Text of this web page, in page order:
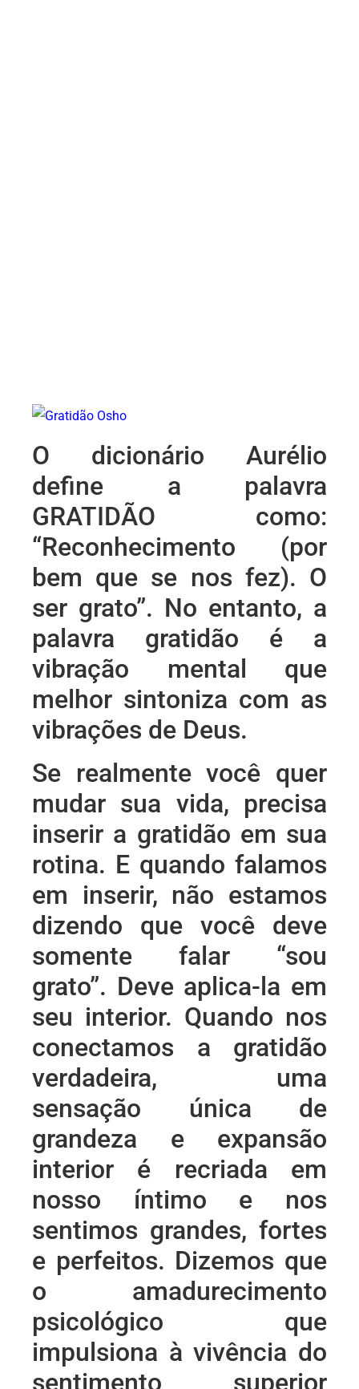
O dicionário Aurélio
define a palavra
GRATIDÃO como:
“Reconhecimento (por
bem que se nos fez). O
ser grato”. No entanto, a
palavra gratidão é a
vibração mental que
melhor sintoniza com as
vibrações de Deus.
Se realmente você quer
mudar sua vida, precisa
inserir a gratidão em sua
rotina. E quando falamos
em inserir, não estamos
dizendo que você deve
somente falar “sou
grato”. Deve aplica-la em
seu interior. Quando nos
conectamos a gratidão
verdadeira, uma
sensação única de
grandeza e expansão
interior é recriada em
nosso íntimo e nos
sentimos grandes, fortes
e perfeitos. Dizemos que
o amadurecimento
psicológico que
impulsiona à vivência do
sentimento superior